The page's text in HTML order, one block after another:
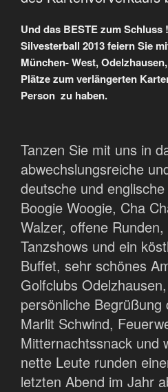
Und das BESTE zum Schluss
Silvesterball 2013 feiern Sie
München- West,
Plätze zum verlängerten
Person zu haben.
Tanzen Sie mit uns in
abwechslungsreiche
deutsche und
Boogie Woogie, Cha
Walzer, offene
Tanzshows und ein
Buffet, sehr schönes
Golfclubs
persönliche
Marlit Schwind,
Mitternachtssnack und
nette Leute runden
letzten Abend im Jahr